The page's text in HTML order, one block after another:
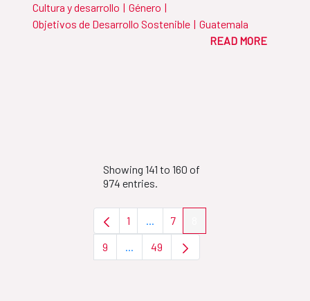
Cultura y desarrollo | Género |
Objetivos de Desarrollo Sostenible | Guatemala
READ MORE
Showing 141 to 160 of
974 entries.
Page
1 ...Intermediate Pages Use TAB to
Page
7
Page
9 ...Intermediate Pages Use TAB to
Page
49